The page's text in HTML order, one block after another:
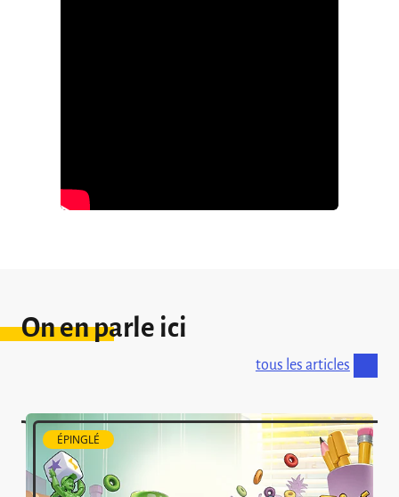
On en parle ici
tous les articles
ÉPINGLÉ